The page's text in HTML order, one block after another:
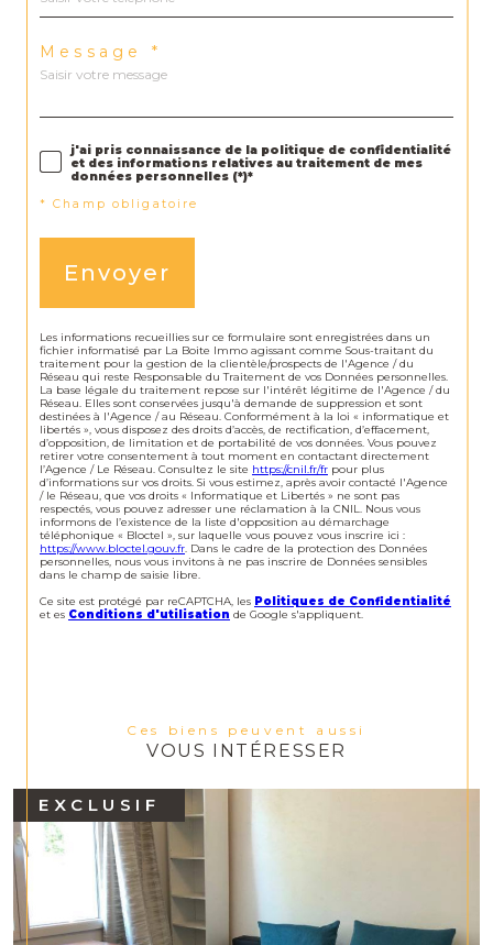
Message *
j'ai pris connaissance de la politique de confidentialité
et des informations relatives au traitement de mes
données personnelles (*)*
* Champ obligatoire
Envoyer
Les informations recueillies sur ce formulaire sont enregistrées dans un
fichier informatisé par La Boite Immo agissant comme Sous-traitant du
traitement pour la gestion de la clientèle/prospects de l'Agence / du
Réseau qui reste Responsable du Traitement de vos Données personnelles.
La base légale du traitement repose sur l'intérêt légitime de l'Agence / du
Réseau. Elles sont conservées jusqu'à demande de suppression et sont
destinées à l'Agence / au Réseau. Conformément à la loi « informatique et
libertés », vous disposez des droits d’accès, de rectification, d’effacement,
d’opposition, de limitation et de portabilité de vos données. Vous pouvez
retirer votre consentement à tout moment en contactant directement
l’Agence / Le Réseau. Consultez le site https://cnil.fr/fr pour plus
d’informations sur vos droits. Si vous estimez, après avoir contacté l'Agence
/ le Réseau, que vos droits « Informatique et Libertés » ne sont pas
respectés, vous pouvez adresser une réclamation à la CNIL. Nous vous
informons de l’existence de la liste d'opposition au démarchage
téléphonique « Bloctel », sur laquelle vous pouvez vous inscrire ici :
https://www.bloctel.gouv.fr . Dans le cadre de la protection des Données
personnelles, nous vous invitons à ne pas inscrire de Données sensibles
dans le champ de saisie libre.
Ce site est protégé par reCAPTCHA, les Politiques de Confidentialité
et es Conditions d'utilisation de Google s'appliquent.
Ces biens peuvent aussi
VOUS INTÉRESSER
EXCLUSIF